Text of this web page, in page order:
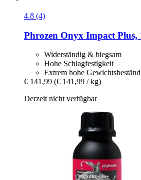
4.8 (4)
Phrozen Onyx Impact Plus,
Widerständig & biegsam
Hohe Schlagfestigkeit
Extrem hohe
€ 141,99 (€ 141,99 / kg)
Derzeit nicht verfügbar